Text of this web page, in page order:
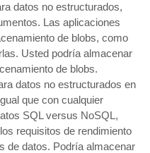
datos no estructurados,
Las aplicaciones
de blobs, como
Usted podría almacenar
de blobs.
datos no estructurados en
que con cualquier
SQL versus NoSQL,
requisitos de rendimiento
de datos. Podría almacenar